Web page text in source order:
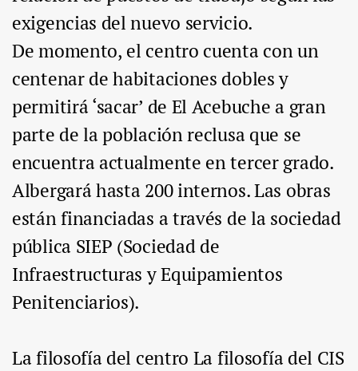
exigencias del nuevo servicio.
De momento, el centro cuenta con un
centenar de habitaciones dobles y
permitirá ‘sacar’ de El Acebuche a gran
parte de la población reclusa que se
encuentra actualmente en tercer grado.
Albergará hasta 200 internos. Las obras
están financiadas a través de la sociedad
pública SIEP (Sociedad de
Infraestructuras y Equipamientos
Penitenciarios).
La filosofía del centro La filosofía del CIS